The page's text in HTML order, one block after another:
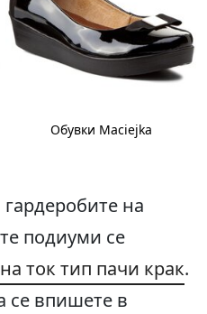
Обувки Maciejka
на
подиуми се
ток тип пачи крак.
се впишете в